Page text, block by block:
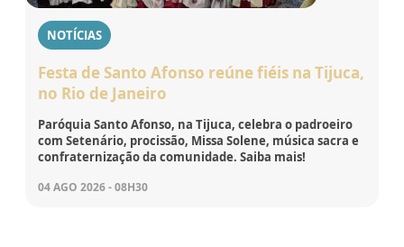
NOTÍCIAS
Festa de Santo Afonso reúne fiéis na Tijuca,
no Rio de Janeiro
Paróquia Santo Afonso, na Tijuca, celebra o padroeiro
com Setenário, procissão, Missa Solene, música sacra e
confraternização da comunidade. Saiba mais!
04 AGO 2026 - 08H30